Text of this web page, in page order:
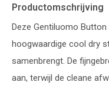
Productomschrijving
Deze Gentiluomo
hoogwaardige cool dry
samenbrengt. De
aan, terwijl de cleane